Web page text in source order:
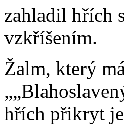
zahladil hřích
vzkříšením.
Žalm, který
hřích přikryt